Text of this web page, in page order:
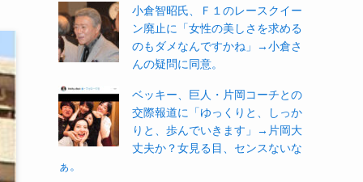
小倉智昭氏、Ｆ１のレースクイー
ン廃止に「女性の美しさを求める
のもダメなんですかね」→小倉さ
んの疑問に同意。
ベッキー、巨人・片岡コーチとの
交際報道に「ゆっくりと、しっか
りと、歩んでいきます」→片岡大
丈夫か？女見る目、センスないな
ぁ。